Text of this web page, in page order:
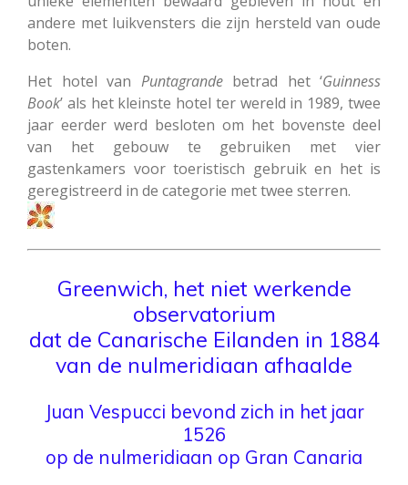
andere met luikvensters die zijn hersteld van oude
boten.
Het hotel van Puntagrandebetrad het ‘Guinness
Book’ als het kleinste hotel ter wereld in 1989, twee
jaar eerder werd besloten om het bovenste deel
van het gebouw te gebruiken met vier
gastenkamers voor toeristisch gebruik en het is
geregistreerd in de categorie met twee sterren.
Greenwich, het niet werkende
observatorium
dat de Canarische Eilanden in 1884
van de nulmeridiaan afhaalde
Juan Vespucci bevond zich in het jaar
1526
op de nulmeridiaan op Gran Canaria